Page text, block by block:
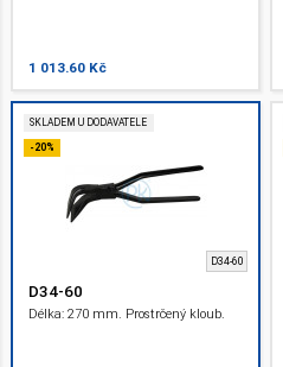
1 013.60 Kč
SKLADEM U DODAVATELE
-20%
D34-60
D34-60
Délka: 270 mm. Prostrčený kloub.